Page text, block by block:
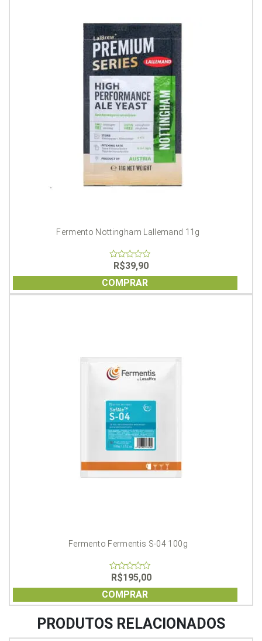
Fermento Nottingham Lallemand 11g
of
5
R$39,90
COMPRAR
Fermento Fermentis S-04 100g
0
out
of
5
R$195,00
COMPRAR
PRODUTOS RELACIONADOS